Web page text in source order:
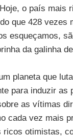
o país mais
que 428 vezes
esqueçamos,
da galinha de
planeta que
para induzir as
as vítimas
cada vez mais
otimistas,